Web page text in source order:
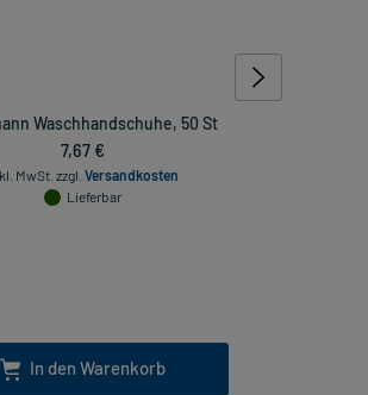
Waschhandschuhe, 50 St
7,67 €
MwSt. zzgl. Versandkosten
Lieferbar
In den Warenkorb